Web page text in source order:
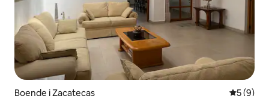
Boende i Zacatecas 5 av 5 i
5 (9)